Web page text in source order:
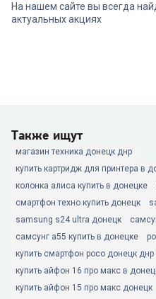
На нашем сайте вы всегда
актуальных акциях
Также ищут
магазин техника донецк днр
купить картридж для принтера в
колонка алиса купить в донецке
смартфон техно купить донецк
samsung s24 ultra донецк
самсунг а55 купить в донецке
купить смартфон poco донецк днр
купить айфон 16 про макс в
купить айфон 15 про макс донецк